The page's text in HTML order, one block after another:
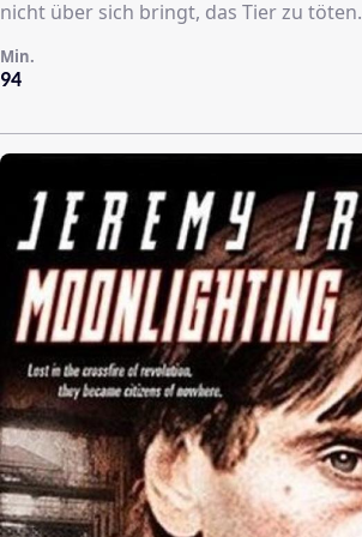
nicht über sich bringt, das Tier zu töten.
94
Min.